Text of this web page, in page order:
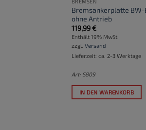
Bremsankerplatte BW-
ohne Antrieb
119,99€
Enthält 19% MwSt.
zzgl. Versand
Lieferzeit: ca. 2-3 Werktage
Art: S809
IN DEN WARENKORB